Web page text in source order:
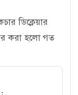
ডিক্লেয়ার
করা হলো গত